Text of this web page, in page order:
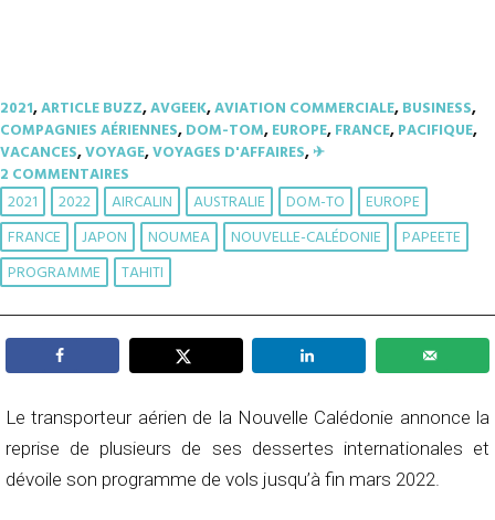
2021,ARTICLE BUZZ,AVGEEK,AVIATION COMMERCIALE,BUSINESS,
COMPAGNIES AÉRIENNES,DOM-TOM,EUROPE,FRANCE,PACIFIQUE,
VACANCES,VOYAGE,VOYAGES D'AFFAIRES,✈︎
2 COMMENTAIRES
2021 2022 AIRCALIN AUSTRALIE DOM-TO
EUROPE
FRANCE
JAPON NOUMEA NOUVELLE-CALÉDONIE
PAPEETE
PROGRAMME
TAHITI
Le transporteur aérien de la Nouvelle Calédonie annonce la
reprise de plusieurs de ses dessertes internationales et
dévoile son programme de vols jusqu’à fin mars 2022.